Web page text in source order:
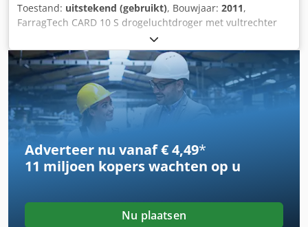
Toestand: uitstekend (gebruikt), Bouwjaar: 2011,
FarragTech CARD 10 S drogeluchtdroger met vultrechter
en 2 x ICEVA GS-4mD zuigtransportbanden Artikelnummer:
503577 Machinetype/ Apparaattype: Drogeluchtdroger
Fabrikant: FarragTech GmbH Type: CARD 10 S Bouwjaar:
2011 Containerinhoud: 10 liter Doorvoer: 2 uur/3,25 kg/80°
ABS Vermogen: 1,1 kW Dcodpfx Ahey Akk Sj Iek Spanning:
230 volt Containerinhoud: 70 liter Accessoires: 2 x ICEVA
GS-4mD zuigtransportbanden
Adverteer nu vanaf € 4,49*
11 miljoen koperswachten op u
Nu plaatsen